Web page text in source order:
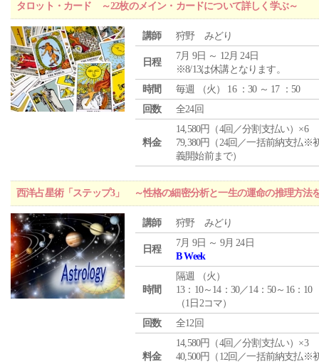
タロット・カード ～22枚のメイン・カードについて詳しく学ぶ～
講師 狩野 みどり
日程
7月 9日 ～ 12月 24日
※8/13は休講となります。
時間
毎週 （火 ） 16 ：30 ～ 17 ：50
回数
全24回
料金
14,580円（4回／分割支払い）×6
79,380円（24回／一括前納支払※
義開始前まで）
西洋占星術「ステップ3」 ～性格の細密分析と一生の運命の推理方法
講師 狩野 みどり
日程
7月 9日 ～ 9月 24日
B Week
時間
隔週 （火 ）
13：10～14：30／14：50～16：10
（1日2コマ）
回数
全12回
料金
14,580円（4回／分割支払い）×3
40,500円（12回／一括前納支払※